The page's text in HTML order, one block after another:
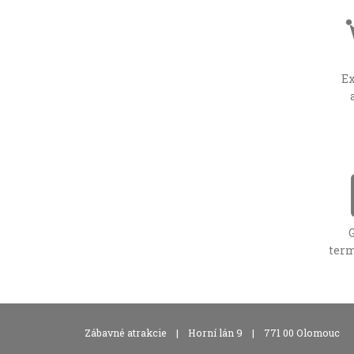
Zábavné atrakcie | Horní lán 9 | 771 00 Olomouc